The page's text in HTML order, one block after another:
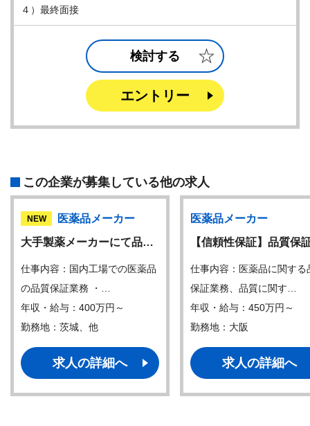
４）最終面接
検討する
エントリー
この企業が募集している他の求人
NEW
医薬品メーカー
大手製薬メーカーにて品…
仕事内容：国内工場での医薬品
の品質保証業務 ・…
年収・給与：400万円～
勤務地：茨城、他
求人の詳細へ
医薬品メーカー
【信頼性保証】品質保
仕事内容：医薬品に関する
保証業務、品質に関す…
年収・給与：450万円～
勤務地：大阪
求人の詳細へ